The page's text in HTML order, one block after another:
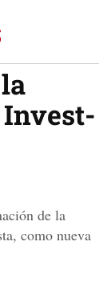
de la
como nueva